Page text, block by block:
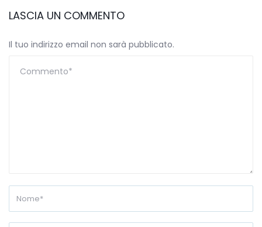
LASCIA UN COMMENTO
Il tuo indirizzo email non sarà pubblicato.